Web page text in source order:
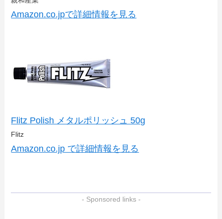
Amazon.co.jpで詳細情報を見る
Flitz Polish メタルポリッシュ 50g
Flitz
Amazon.co.jp で詳細情報を見る
- Sponsored links -